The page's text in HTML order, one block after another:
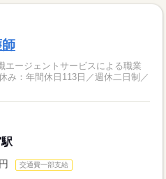
ージェントサービスによる職業
み：年間休日113日／週休二日制／
交通費一部支給